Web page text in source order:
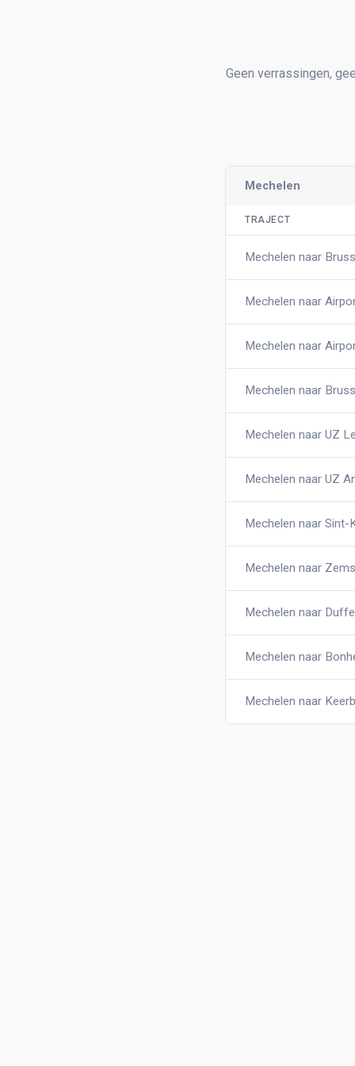
Geen verrassingen,
Mechelen
TRAJECT
Mechelen naar
Mechelen naar
Mechelen naar
Mechelen naar
Mechelen naar UZ
Mechelen naar UZ
Mechelen naar Sint-
Mechelen naar
Mechelen naar
Mechelen naar
Mechelen naar